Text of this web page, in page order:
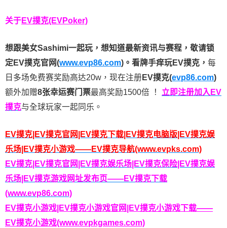
关于EV撲克(EVPoker)
想跟美女Sashimi一起玩， 想知道最新资讯与赛程， 敬请锁
定EV撲克官网(www.evp86.com)。 看牌手痒玩EV撲克， 每
日多场免费赛奖励高达20w，现在注册 EV撲克(evp86.com)
额外加赠8张幸运赛门票最高奖励1500倍 ！ 立即注册加入EV
撲克与全球玩家一起同乐。
EV撲克|EV撲克官网|EV撲克下载|EV撲克电脑版|EV撲克娱
乐场|EV撲克小游戏——EV撲克导航(www.evpks.com)
EV撲克|EV撲克官网|EV撲克娱乐场|EV撲克保险|EV撲克娱
乐场|EV撲克游戏网址发布页——EV撲克下载
(www.evp86.com)
EV撲克小游戏|EV撲克小游戏官网|EV撲克小游戏下载——
EV撲克小游戏(www.evpkgames.com)